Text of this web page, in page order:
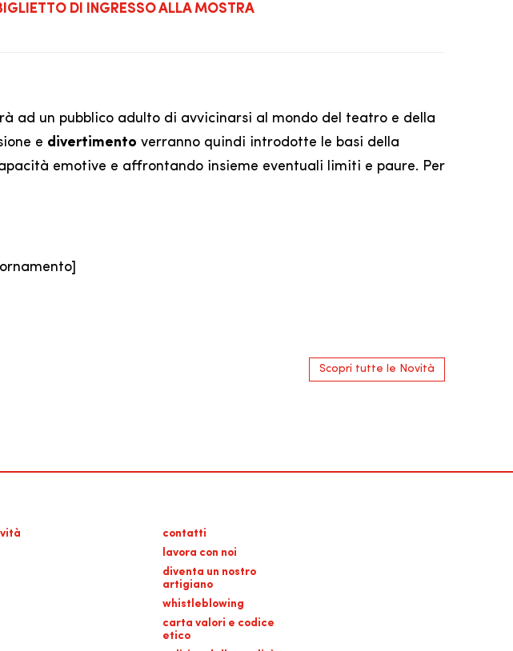
DI INGRESSO ALLA MOSTRA
ad un pubblico adulto di avvicinarsi al mondo del teatro e della
e divertimento verranno quindi introdotte le basi della
emotive e affrontando insieme eventuali limiti e paure. Per
Scopri tutte le Novità
contatti
lavora con noi
diventa un nostro
artigiano
whistleblowing
carta valori e codice
etico